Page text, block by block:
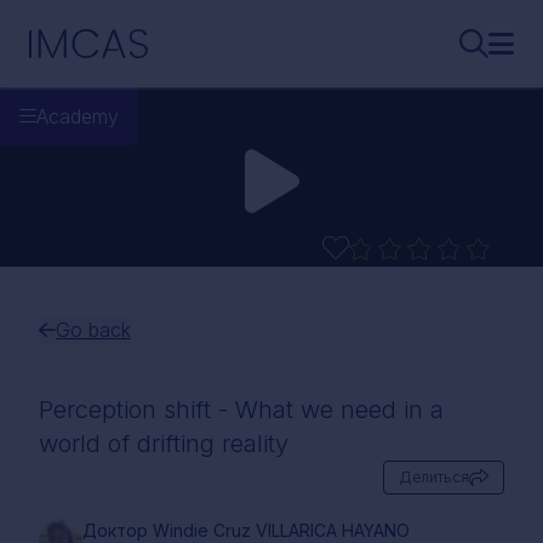
IMCAS
Academy
Go back
Perception shift - What we need in a
world of drifting reality
Делиться
Доктор Windie Cruz VILLARICA HAYANO